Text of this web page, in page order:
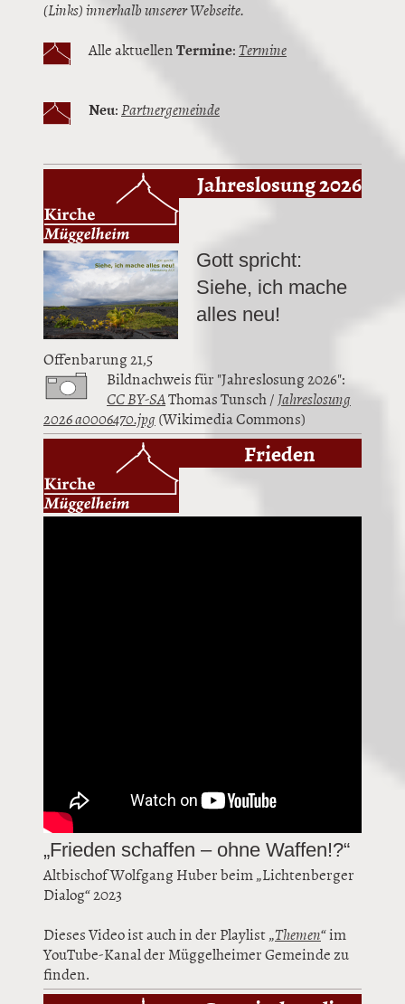
(Links) innerhalb unserer Webseite.
Alle aktuellenTermine:Termine
Neu:Partnergemeinde
Jahreslosung 2026
Gott spricht:
Siehe, ich mache
alles neu!
Offenbarung 21,5
Bildnachweis für "Jahreslosung 2026":
CC BY-SAThomas Tunsch /Jahreslosung
2026 a0006470.jpg(Wikimedia Commons)
Frieden
„Frieden schaffen – ohne Waffen!?“
Altbischof Wolfgang Huber beim „Lichtenberger
Dialog“ 2023
Dieses Video ist auch in der Playlist „Themen“ im
YouTube-Kanal der Müggelheimer Gemeinde zu
finden.